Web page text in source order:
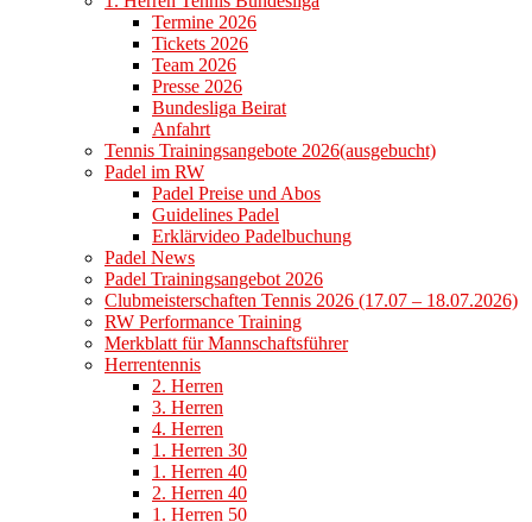
Termine 2026
Tickets 2026
Team 2026
Presse 2026
Bundesliga Beirat
Anfahrt
Tennis Trainingsangebote 2026(ausgebucht)
Padel im RW
Padel Preise und Abos
Guidelines Padel
Erklärvideo Padelbuchung
Padel News
Padel Trainingsangebot 2026
Clubmeisterschaften Tennis 2026 (17.07 – 18.07.2026)
RW Performance Training
Merkblatt für Mannschaftsführer
Herrentennis
2. Herren
3. Herren
4. Herren
1. Herren 30
1. Herren 40
2. Herren 40
1. Herren 50